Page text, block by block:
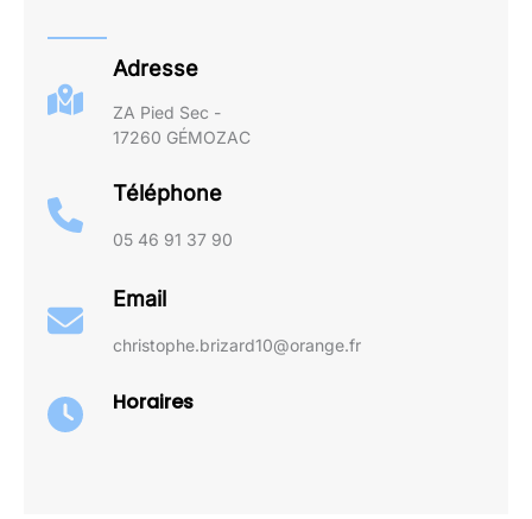
Adresse
ZA Pied Sec -
17260 GÉMOZAC
Téléphone
05 46 91 37 90
Email
christophe.brizard10@orange.fr
Horaires